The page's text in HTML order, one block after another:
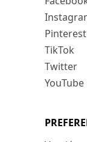
Pinterest
TikTok
Twitter
YouTube